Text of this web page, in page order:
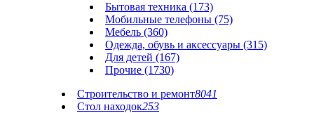
Бытовая техника (173)
Мобильные телефоны (75)
Мебель (360)
Одежда, обувь и аксессуары (315)
Для детей (167)
Прочие (1730)
Строительство и ремонт8041
Стол находок253